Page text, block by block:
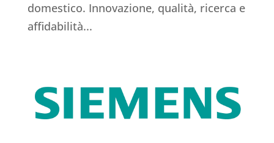
domestico. Innovazione, qualità, ricerca e
affidabilità...